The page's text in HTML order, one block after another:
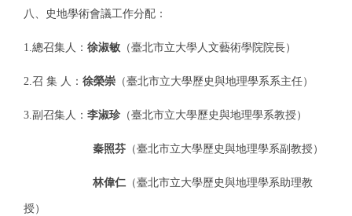
八、史地學術會議工作分配：
1.總召集人： 徐淑敏 （臺北市立大學人文藝術學院院長）
2.召 集 人： 徐榮崇 （臺北市立大學歷史與地理學系系主任）
3.副召集人： 李淑珍 （臺北市立大學歷史與地理學系教授）
秦照芬 （臺北市立大學歷史與地理學系副教授）
林偉仁（臺北市立大學歷史與地理學系助理教
授）